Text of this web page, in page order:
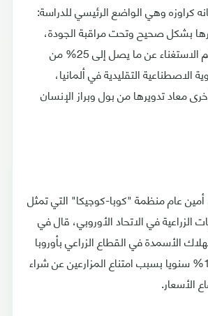
كراوزه وهي الواضع الرئيسي للدراسة:
بشكل صحيح وتحت مراقبة الجودة،
فمن الممكن أن يتم الاستغناء عن ما يصل إلى 25% من
الاصطناعية التقليدية في ألمانيا،
معاد تدويرها من بول وبراز الإنسان
أمين عام منظمة "كوبا-كوجيكا" التي تمثل
الزراعية في الاتحاد الأوروبي، قال في
الأسمدة في القطاع الزراعي بأوروبا
قد يتراجع بنسبة 10% سنويا بسبب امتناع المزارعين عن شراء
الأسعار.